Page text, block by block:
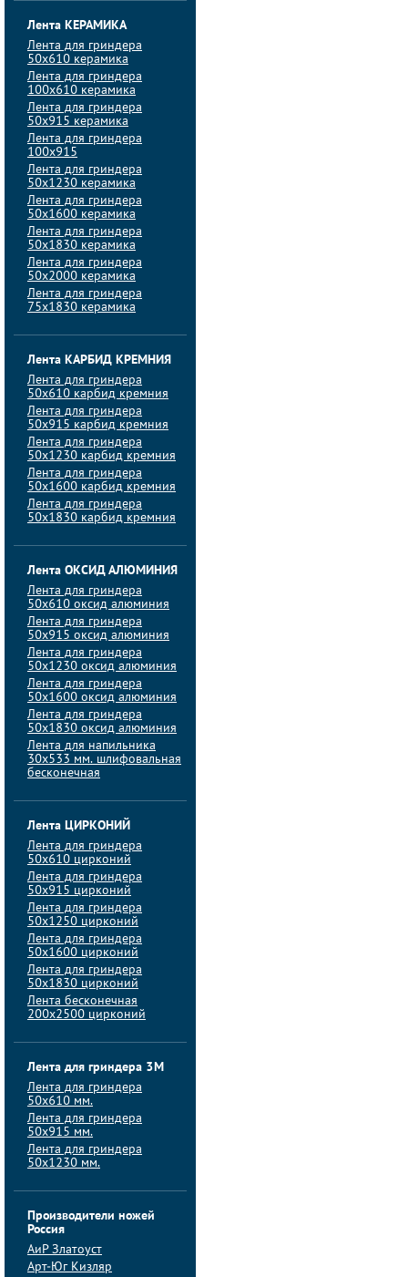
Лента КЕРАМИКА
Лента для гриндера
50х610 керамика
Лента для гриндера
100х610 керамика
Лента для гриндера
50х915 керамика
Лента для гриндера
100х915
Лента для гриндера
50х1230 керамика
Лента для гриндера
50х1600 керамика
Лента для гриндера
50х1830 керамика
Лента для гриндера
50х2000 керамика
Лента для гриндера
75х1830 керамика
Лента КАРБИД КРЕМНИЯ
Лента для гриндера
50х610 карбид кремния
Лента для гриндера
50х915 карбид кремния
Лента для гриндера
50х1230 карбид кремния
Лента для гриндера
50х1600 карбид кремния
Лента для гриндера
50х1830 карбид кремния
Лента ОКСИД АЛЮМИНИЯ
Лента для гриндера
50х610 оксид алюминия
Лента для гриндера
50х915 оксид алюминия
Лента для гриндера
50х1230 оксид алюминия
Лента для гриндера
50х1600 оксид алюминия
Лента для гриндера
50х1830 оксид алюминия
Лента для напильника
30х533 мм. шлифовальная
бесконечная
Лента ЦИРКОНИЙ
Лента для гриндера
50х610 цирконий
Лента для гриндера
50х915 цирконий
Лента для гриндера
50х1250 цирконий
Лента для гриндера
50х1600 цирконий
Лента для гриндера
50x1830 цирконий
Лента бесконечная
200х2500 цирконий
Лента для гриндера 3M
Лента для гриндера
50x610 мм.
Лента для гриндера
50x915 мм.
Лента для гриндера
50x1230 мм.
Производители ножей
Россия
АиP Златоуст
Арт-Юг Кизляр